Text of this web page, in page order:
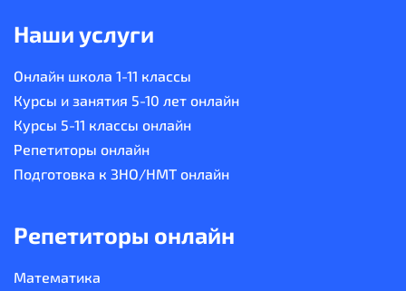
Наши услуги
Онлайн школа 1-11 классы
Курсы и занятия 5-10 лет онлайн
Курсы 5-11 классы онлайн
Репетиторы онлайн
Подготовка к ЗНО/НМТ онлайн
Репетиторы онлайн
Математика